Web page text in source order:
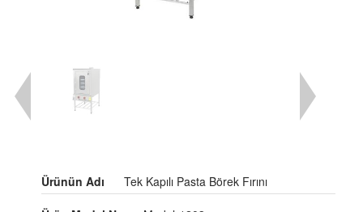
Ürünün Adı Tek Kapılı Pasta Börek Fırını